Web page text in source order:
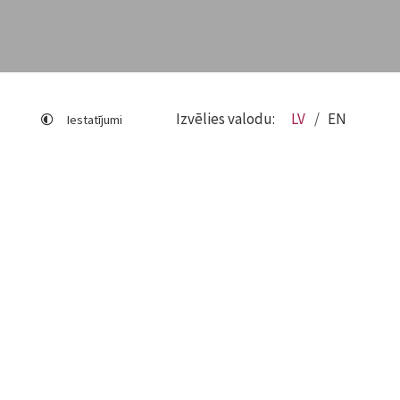
Iestatījumi Izvēlies valodu: LV EN